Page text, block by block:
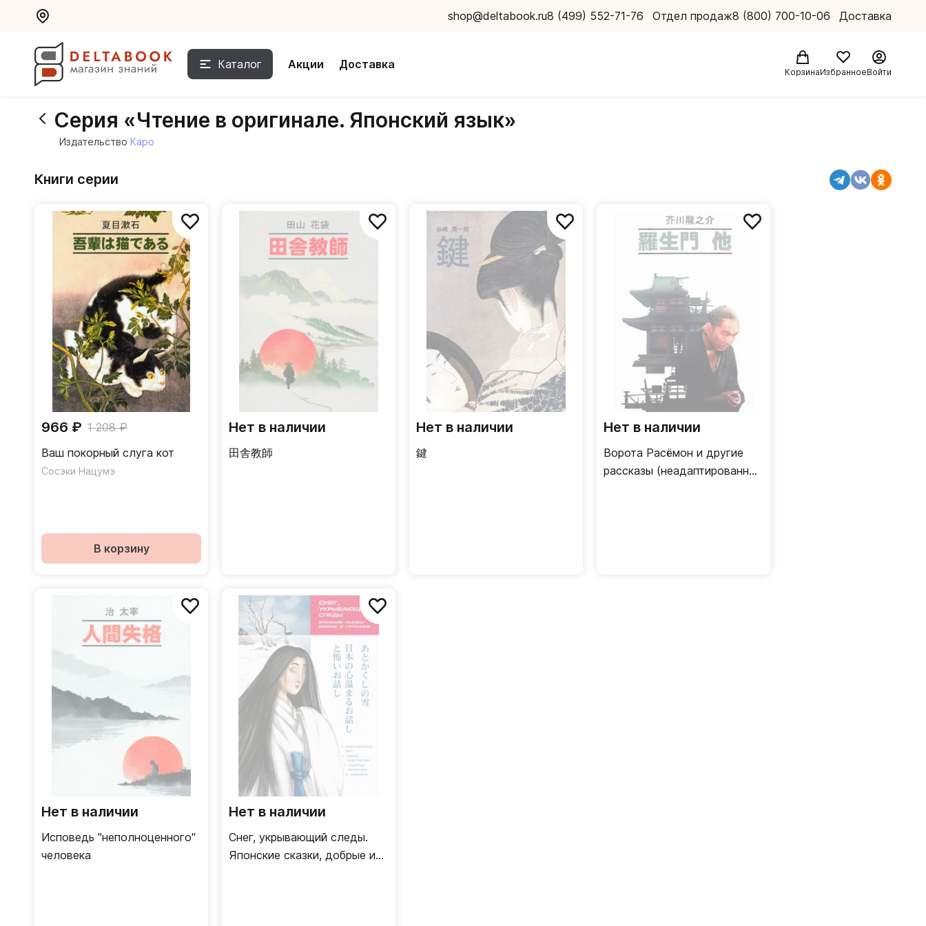
shop@deltabook.ru8 (499) 552-71-76 Отдел продаж8 (800) 700-10-06 Доставка
Каталог Акции Доставка
КорзинаИзбранноеВойти
Серия «Чтение в оригинале. Японский язык»
Издательство Каро
Книги серии
966 ₽ 1 208 ₽
Ваш покорный слуга кот
Сосэки Нацумэ
В корзину
Нет в наличии
田舎​​教師
Нет в наличии
鍵
Нет в наличии
Ворота Расёмон и другие
рассказы (неадаптированный
Нет в наличии
Исповедь "неполноценного"
человека
Нет в наличии
Снег, укрывающий следы.
Японские сказки, добрые и